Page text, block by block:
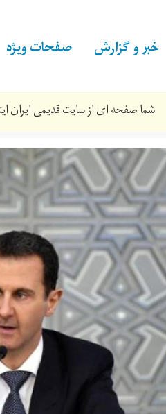
خبر و گزارش صفحات ویژه
شما صفحه ای از سایت قدیمی ایران